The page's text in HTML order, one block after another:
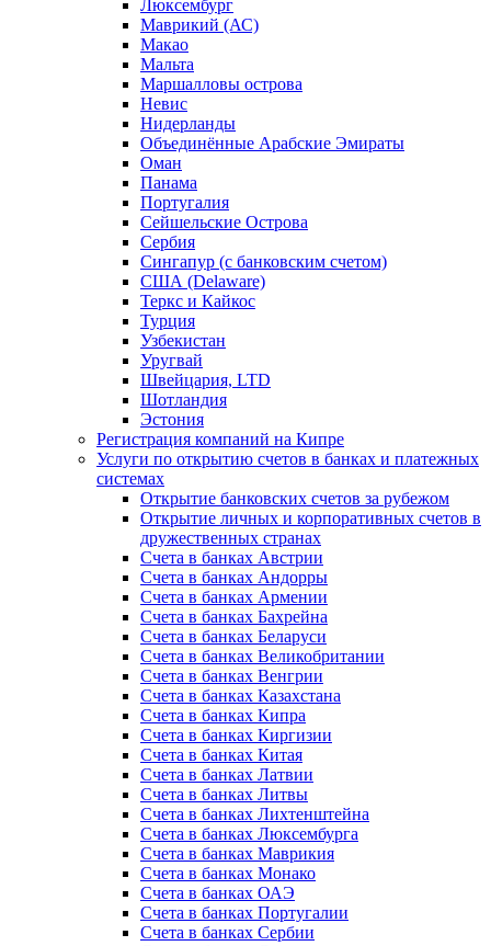
Люксембург
Маврикий (АС)
Макао
Мальта
Маршалловы острова
Нeвис
Нидерланды
Объединённые Арабские Эмираты
Оман
Панама
Португалия
Сейшельские Острова
Сербия
Сингапур (c банковским счетом)
США (Delaware)
Теркс и Кайкос
Турция
Узбекистан
Уругвай
Швейцария, LTD
Шотландия
Эстония
Регистрация компаний на Кипре
Услуги по открытию счетов в банках и платежных
системах
Открытие банковских счетов за рубежом
Открытие личных и корпоративных счетов в
дружественных странах
Счета в банках Австрии
Счета в банках Андорры
Счета в банках Армении
Счета в банках Бахрейна
Счета в банках Беларуси
Счета в банках Великобритании
Счета в банках Венгрии
Счета в банках Казахстана
Счета в банках Кипра
Счета в банках Киргизии
Счета в банках Китая
Счета в банках Латвии
Счета в банках Литвы
Счета в банках Лихтенштейна
Счета в банках Люксембурга
Счета в банках Маврикия
Счета в банках Монако
Счета в банках ОАЭ
Счета в банках Португалии
Счета в банках Сербии